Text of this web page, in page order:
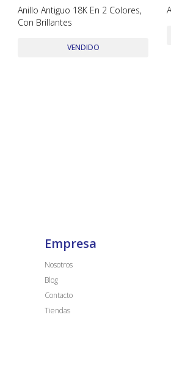
Anillo Antiguo 18K En 2 Colores,
Con Brillantes
VENDIDO
Empresa
Nosotros
Blog
Contacto
Tiendas